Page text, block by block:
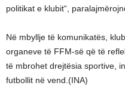
politikat e klubit“,
Në mbyllje të komunikatës,
organeve të FFM-së që të
të mbrohet drejtësia sportive,
futbollit në vend.(INA)